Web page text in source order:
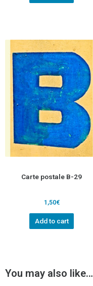
Carte postale B-29
1,50€
Add to cart
You may also like…